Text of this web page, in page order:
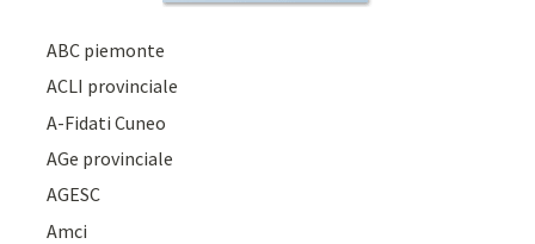
ABC piemonte
ACLI provinciale
A-Fidati Cuneo
AGe provinciale
AGESC
Amci